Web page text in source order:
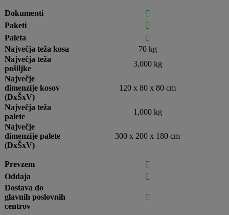
Dokumenti

Paketi

Paleta

Največja teža kosa
70 kg
Največja teža
pošiljke
3,000 kg
Največje
dimenzije kosov
(DxŠxV)
120 x 80 x 80 cm
Največja teža
palete
1,000 kg
Največje
dimenzije palete
(DxŠxV)
300 x 200 x 180 cm
Prevzem

Oddaja

Dostava do
glavnih poslovnih
centrov
